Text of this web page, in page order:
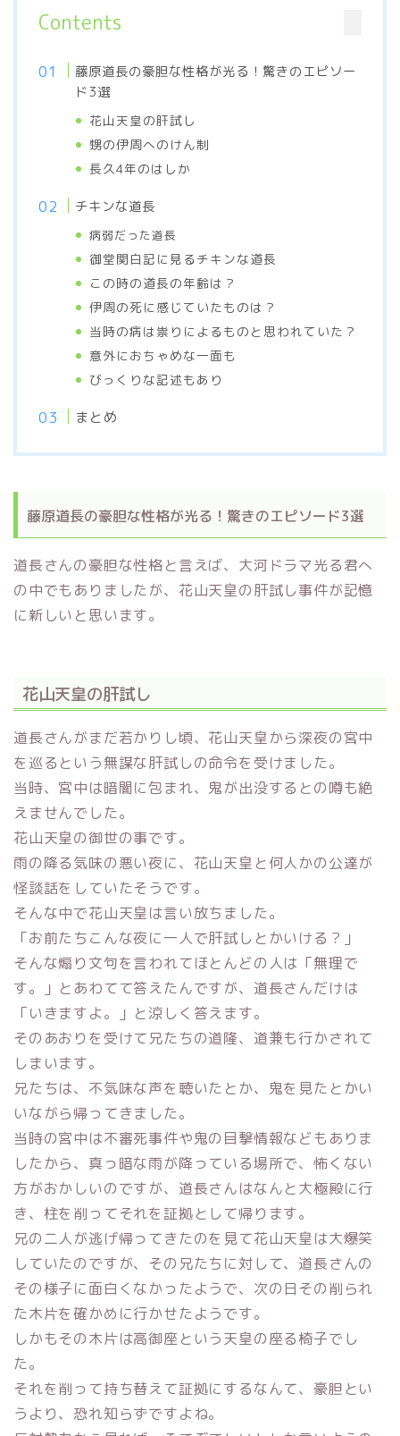
Contents
藤原道長の豪胆な性格が光る！驚きのエピソー
ド3選
花山天皇の肝試し
甥の伊周へのけん制
長久4年のはしか
チキンな道長
病弱だった道長
御堂関白記に見るチキンな道長
この時の道長の年齢は？
伊周の死に感じていたものは？
当時の病は祟りによるものと思われていた？
意外におちゃめな一面も
びっくりな記述もあり
まとめ
藤原道長の豪胆な性格が光る！驚きのエピソード3選
道長さんの豪胆な性格と言えば、大河ドラマ光る君へ
の中でもありましたが、花山天皇の肝試し事件が記憶
に新しいと思います。
花山天皇の肝試し
道長さんがまだ若かりし頃、花山天皇から深夜の宮中
を巡るという無謀な肝試しの命令を受けました。
当時、宮中は暗闇に包まれ、鬼が出没するとの噂も絶
えませんでした。
花山天皇の御世の事です。
雨の降る気味の悪い夜に、花山天皇と何人かの公達が
怪談話をしていたそうです。
そんな中で花山天皇は言い放ちました。
「お前たちこんな夜に一人で肝試しとかいける？」
そんな煽り文句を言われてほとんどの人は「無理で
す。」とあわてて答えたんですが、道長さんだけは
「いきますよ。」と涼しく答えます。
そのあおりを受けて兄たちの道隆、道兼も行かされて
しまいます。
兄たちは、不気味な声を聴いたとか、鬼を見たとかい
いながら帰ってきました。
当時の宮中は不審死事件や鬼の目撃情報などもありま
したから、真っ暗な雨が降っている場所で、怖くない
方がおかしいのですが、道長さんはなんと大極殿に行
き、柱を削ってそれを証拠として帰ります。
兄の二人が逃げ帰ってきたのを見て花山天皇は大爆笑
していたのですが、その兄たちに対して、道長さんの
その様子に面白くなかったようで、次の日その削られ
た木片を確かめに行かせたようです。
しかもその木片は高御座という天皇の座る椅子でし
た。
それを削って持ち替えて証拠にするなんて、豪胆とい
うより、恐れ知らずですよね。